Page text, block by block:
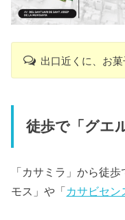
出口近くに、お菓
徒歩で「グエ
「カサミラ」から徒
モス」や「 カサビセン